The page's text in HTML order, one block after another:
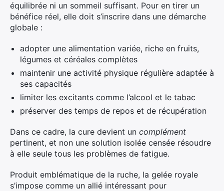
équilibrée ni un sommeil suffisant. Pour en tirer un
bénéfice réel, elle doit s’inscrire dans une démarche
globale :
adopter une alimentation variée, riche en fruits,
légumes et céréales complètes
maintenir une activité physique régulière adaptée à
ses capacités
limiter les excitants comme l’alcool et le tabac
préserver des temps de repos et de récupération
Dans ce cadre, la cure devient un complément
pertinent, et non une solution isolée censée résoudre
à elle seule tous les problèmes de fatigue.
Produit emblématique de la ruche, la gelée royale
s’impose comme un allié intéressant pour